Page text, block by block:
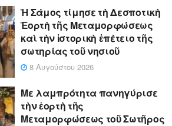
Ἡ Σάμος τίμησε τὴ Δεσποτικὴ
Ἑορτὴ τῆς Μεταμορφώσεως
καὶ τὴν ἱστορικὴ ἐπέτειο τῆς
σωτηρίας τοῦ νησιοῦ
8 Αυγούστου 2026
Με λαμπρότητα πανηγύρισε
τὴν ἑορτὴ τῆς
Μεταμορφώσεως τοῦ Σωτῆρος